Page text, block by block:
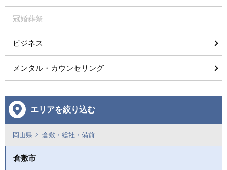
冠婚葬祭
ビジネス
メンタル・カウンセリング
エリアを絞り込む
岡山県 倉敷・総社・備前
倉敷市